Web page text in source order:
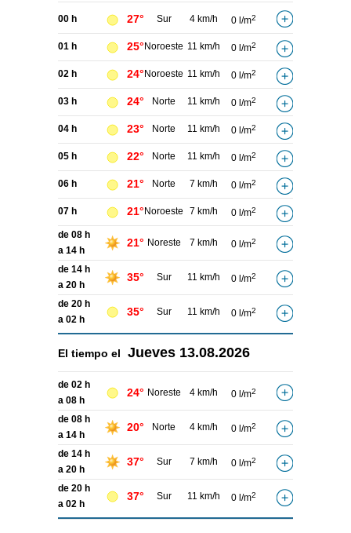
00 h 27° Sur 4 km/h 0 l/m2
01 h 25° Noroeste 11 km/h 0 l/m2
02 h 24° Noroeste 11 km/h 0 l/m2
03 h 24° Norte 11 km/h 0 l/m2
04 h 23° Norte 11 km/h 0 l/m2
05 h 22° Norte 11 km/h 0 l/m2
06 h 21° Norte 7 km/h 0 l/m2
07 h 21° Noroeste 7 km/h 0 l/m2
de 08 h
a 14 h
21° Noreste 7 km/h 0 l/m2
de 14 h
a 20 h
35° Sur 11 km/h 0 l/m2
de 20 h
a 02 h
35° Sur 11 km/h 0 l/m2
El tiempo el Jueves 13.08.2026
de 02 h
a 08 h
24° Noreste 4 km/h 0 l/m2
de 08 h
a 14 h
20° Norte 4 km/h 0 l/m2
de 14 h
a 20 h
37° Sur 7 km/h 0 l/m2
de 20 h
a 02 h
37° Sur 11 km/h 0 l/m2